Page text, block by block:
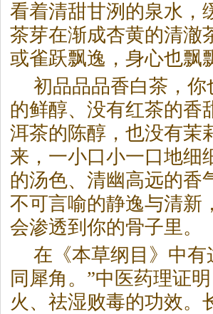
看着清甜甘洌的泉水，
茶芽在渐成杏黄的清澈
或雀跃飘逸，身心也飘
初品品品香白茶 ，
的鲜醇、没有红茶的香
洱茶的陈醇，也没有茉
来，一小口小一口地细
的汤色、清幽高远的香
不可言喻的静逸与清新
会渗透到你的骨子里。
在《本草纲目》中有
同犀角。”中医药理证明
火、祛湿败毒的功效。